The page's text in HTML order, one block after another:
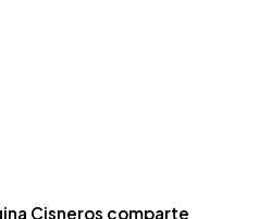
Cisneros comparte